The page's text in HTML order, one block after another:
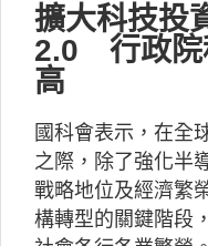
擴大科技投
2.0 行政院
高
國科會表示，在全
之際，除了強化半
戰略地位及經濟繁
構轉型的關鍵階段